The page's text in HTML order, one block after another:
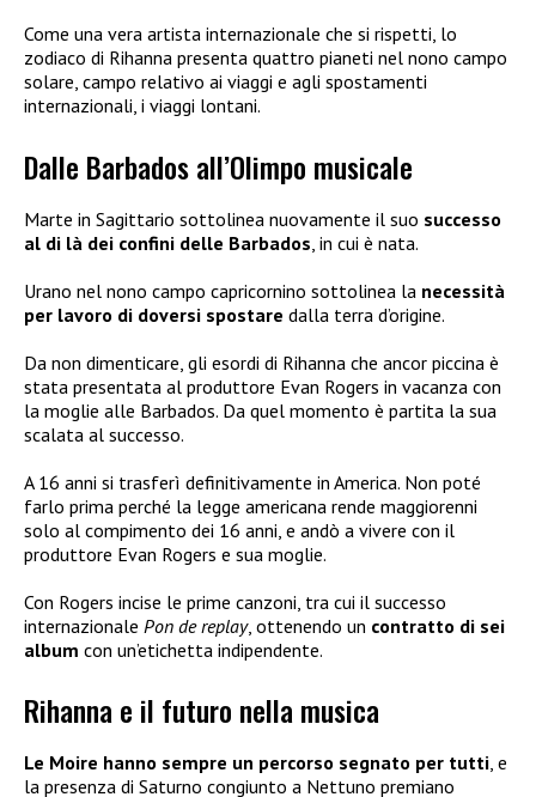
Come una vera artista internazionale che si rispetti, lo
zodiaco di Rihanna presenta quattro pianeti nel nono campo
solare, campo relativo ai viaggi e agli spostamenti
internazionali, i viaggi lontani.
Dalle Barbados all’Olimpo musicale
Marte in Sagittario sottolinea nuovamente il suo successo
al di là dei confini delle Barbados , in cui è nata.
Urano nel nono campo capricornino sottolinea la necessità
per lavoro di doversi spostare dalla terra d’origine.
Da non dimenticare, gli esordi di Rihanna che ancor piccina è
stata presentata al produttore Evan Rogers in vacanza con
la moglie alle Barbados. Da quel momento è partita la sua
scalata al successo.
A 16 anni si trasferì definitivamente in America. Non poté
farlo prima perché la legge americana rende maggiorenni
solo al compimento dei 16 anni, e andò a vivere con il
produttore Evan Rogers e sua moglie.
Con Rogers incise le prime canzoni, tra cui il successo
internazionale Pon de replay, ottenendo un contratto di sei
album con un’etichetta indipendente.
Rihanna e il futuro nella musica
Le Moire hanno sempre un percorso segnato per tutti, e
la presenza di Saturno congiunto a Nettuno premiano